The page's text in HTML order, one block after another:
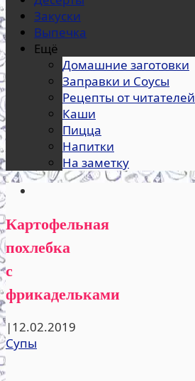
Закуски
Выпечка
Ещё
Домашние заготовки
Заправки и Соусы
Рецепты от читателей
Каши
Пицца
Напитки
На заметку
Картофельная
похлебка
с
фрикадельками
|12.02.2019
Супы